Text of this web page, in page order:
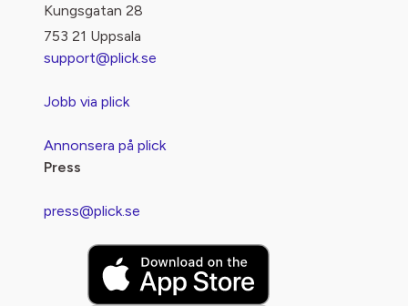
Kungsgatan 28
753 21 Uppsala
support@plick.se
Jobb via plick
Annonsera på plick
Press
press@plick.se